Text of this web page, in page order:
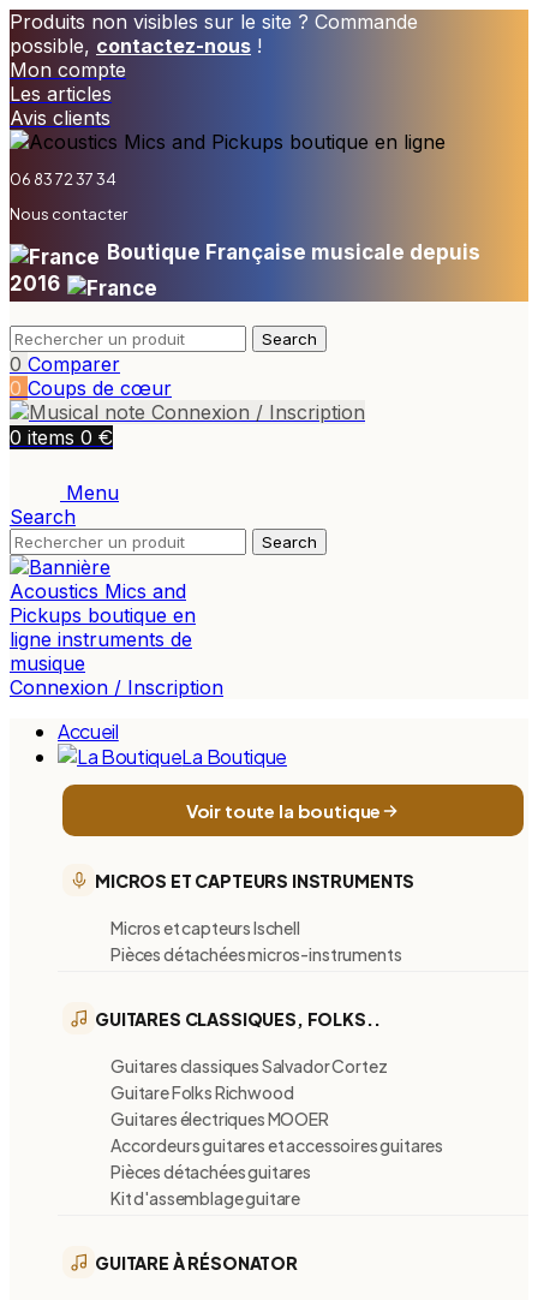
Produits non visibles sur le site ? Commande
possible, contactez-nous !
Mon compte
Les articles
Avis clients
06 83 72 37 34
Nous contacter
Boutique Française musicale depuis
2016
Search
0 Comparer
0 Coups de cœur
Connexion / Inscription
0 items 0 €
Menu
Search
Search
Connexion / Inscription
Accueil
La Boutique
Voir toute la boutique
MICROS ET CAPTEURS INSTRUMENTS
Micros et capteurs Ischell
Pièces détachées micros-instruments
GUITARES CLASSIQUES, FOLKS..
Guitares classiques Salvador Cortez
Guitare Folks Richwood
Guitares électriques MOOER
Accordeurs guitares et accessoires guitares
Pièces détachées guitares
Kit d'assemblage guitare
GUITARE À RÉSONATOR